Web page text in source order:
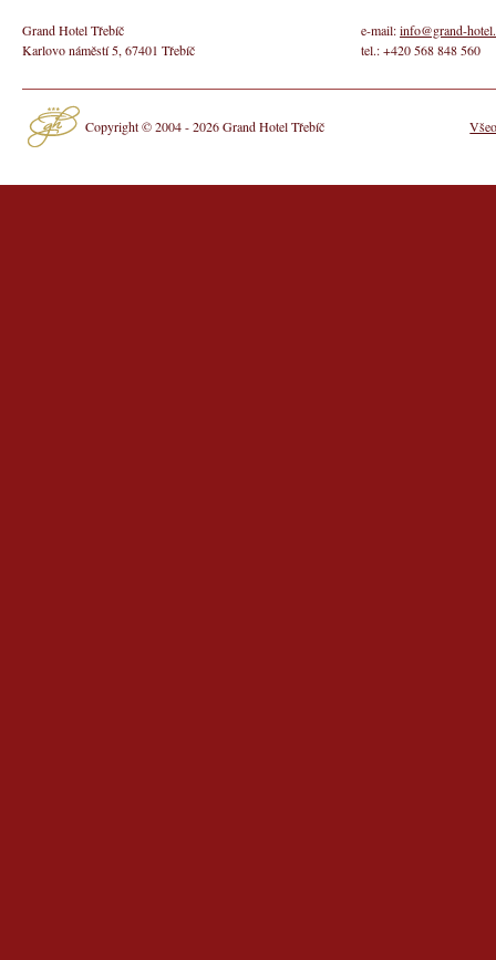
Grand Hotel Třebíč
Karlovo náměstí 5, 67401 Třebíč
e-mail:info@grand-
tel.: +420 568 848 560
Copyright © 2004 - 2026 Grand Hotel Třebíč